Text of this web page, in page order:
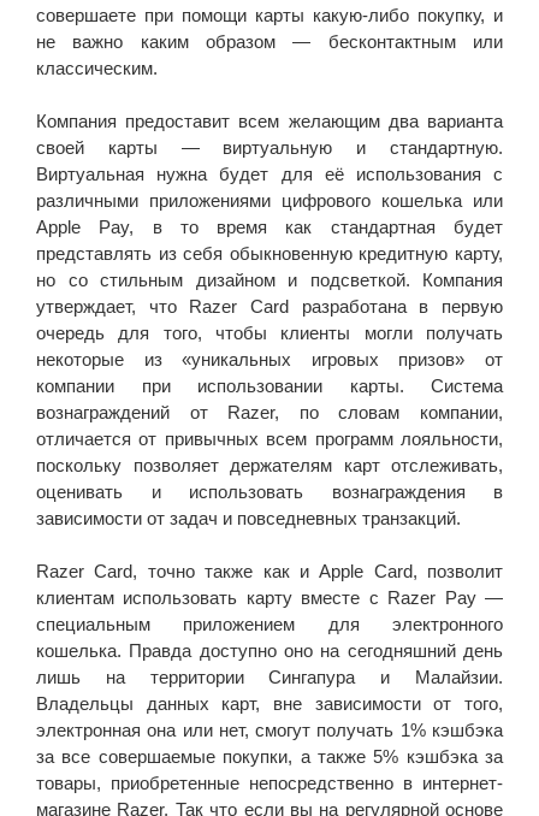
совершаете при помощи карты какую-либо покупку, и
не важно каким образом — бесконтактным или
классическим.
Компания предоставит всем желающим два варианта
своей карты — виртуальную и стандартную.
Виртуальная нужна будет для её использования с
различными приложениями цифрового кошелька или
Apple Pay, в то время как стандартная будет
представлять из себя обыкновенную кредитную карту,
но со стильным дизайном и подсветкой. Компания
утверждает, что Razer Card разработана в первую
очередь для того, чтобы клиенты могли получать
некоторые из «уникальных игровых призов» от
компании при использовании карты. Система
вознаграждений от Razer, по словам компании,
отличается от привычных всем программ лояльности,
поскольку позволяет держателям карт отслеживать,
оценивать и использовать вознаграждения в
зависимости от задач и повседневных транзакций.
Razer Card, точно также как и Apple Card, позволит
клиентам использовать карту вместе с Razer Pay —
специальным приложением для электронного
кошелька. Правда доступно оно на сегодняшний день
лишь на территории Сингапура и Малайзии.
Владельцы данных карт, вне зависимости от того,
электронная она или нет, смогут получать 1% кэшбэка
за все совершаемые покупки, а также 5% кэшбэка за
товары, приобретенные непосредственно в интернет-
магазине Razer. Так что если вы на регулярной основе